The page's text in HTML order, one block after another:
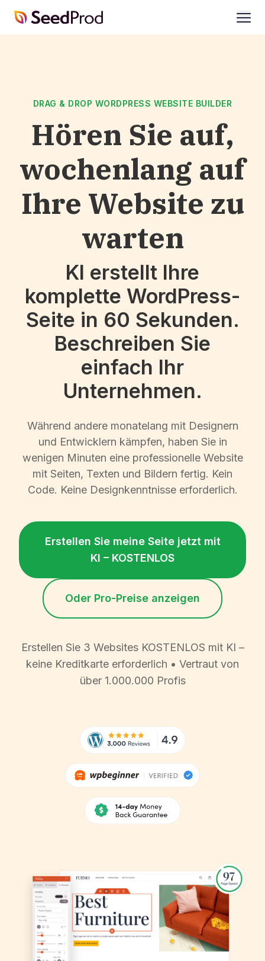
SeedProd
DRAG & DROP WORDPRESS WEBSITE BUILDER
Hören Sie auf,
wochenlang auf
Ihre Website zu
warten
KI erstellt Ihre
komplette WordPress-
Seite in 60 Sekunden.
Beschreiben Sie
einfach Ihr
Unternehmen.
Während andere monatelang mit Designern
und Entwicklern kämpfen, haben Sie in
wenigen Minuten eine professionelle Website
mit Seiten, Texten und Bildern fertig. Kein
Code. Keine Designkenntnisse erforderlich.
Erstellen Sie meine Seite jetzt mit
KI – KOSTENLOS
Oder Pro-Preise anzeigen
Erstellen Sie 3 Websites KOSTENLOS mit KI –
keine Kreditkarte erforderlich • Vertraut von
über 1.000.000 Profis